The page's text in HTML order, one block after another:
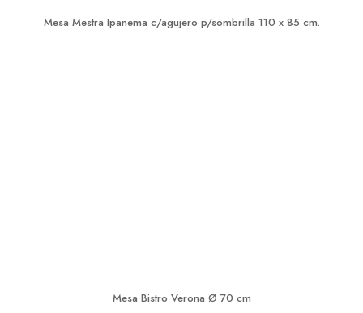
Mesa Mestra Ipanema c/agujero p/sombrilla 110 x 85 cm.
Mesa Bistro Verona Ø 70 cm